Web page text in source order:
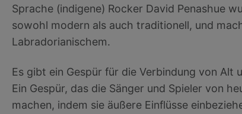
Sprache (indigene) Rocker David Penashue
sowohl modern als auch traditionell, und
Labradorianischem.
Es gibt ein Gespür für die Verbindung von Alt
Ein Gespür, das die Sänger und Spieler von
machen, indem sie äußere Einflüsse